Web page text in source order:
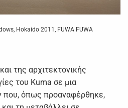
Hokaido 2011, FUWA FUWA
της αρχιτεκτονικής
του Kuma σε μια
που, όπως προαναφέρθηκε,